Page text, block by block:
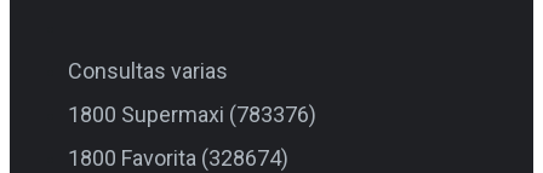
Consultas varias
1800 Supermaxi (783376)
1800 Favorita (328674)